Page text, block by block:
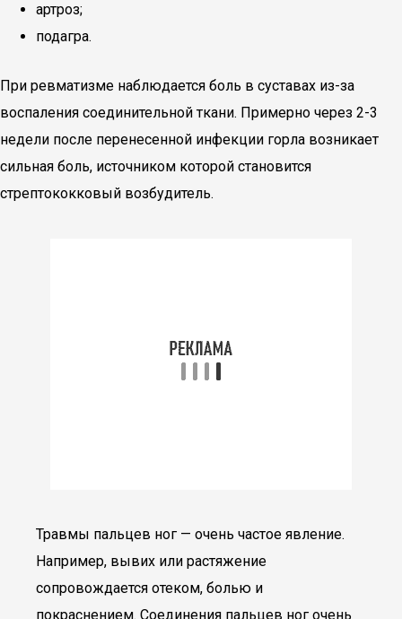
артроз;
подагра.
При ревматизме наблюдается боль в суставах из-за
воспаления соединительной ткани. Примерно через 2-3
недели после перенесенной инфекции горла возникает
сильная боль, источником которой становится
стрептококковый возбудитель.
Травмы пальцев ног — очень частое явление.
Например, вывих или растяжение
сопровождается отеком, болью и
покраснением. Соединения пальцев ног очень